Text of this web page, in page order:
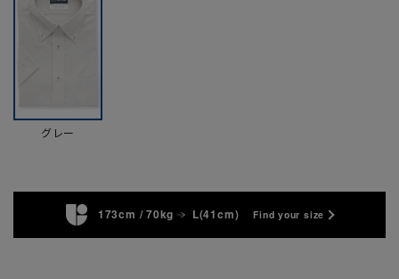
グレー
173cm / 70kg L(41cm) Find your size